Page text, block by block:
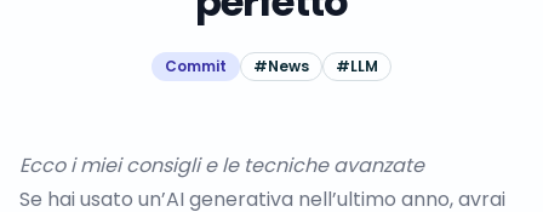
Commit #News #LLM
Ecco i miei consigli e le tecniche avanzate
Se hai usato un’AI generativa nell’ultimo anno, avrai